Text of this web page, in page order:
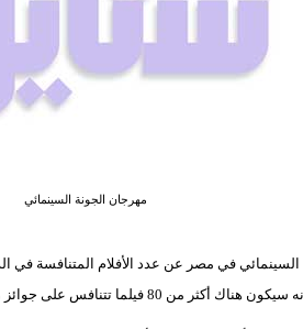
مهرجان الجونة السينمائي
في مصر عن عدد الأفلام المتنافسة في
80 فيلما تتنافس على جوائز مسابقات